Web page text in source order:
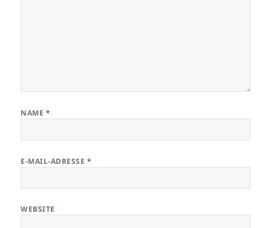
NAME *
E-MAIL-ADRESSE *
WEBSITE